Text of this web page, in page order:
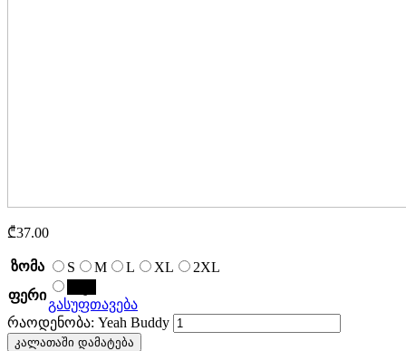
₾37.00
ზომა S M L XL
2XL
ფერი
გასუფთავება
რაოდენობა: Yeah Buddy
კალათაში დამატება